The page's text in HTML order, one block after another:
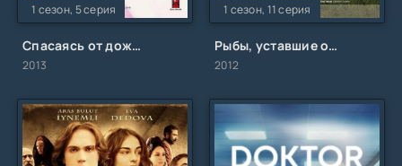
1 сезон, 5 серия
Спасаясь от дождя
2013
1 сезон, 11 серия
Рыбы, уставшие от воды
2012